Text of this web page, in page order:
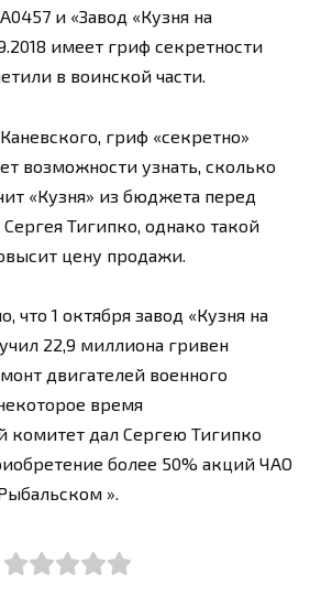
и «Завод «Кузня на
имеет гриф секретности
в воинской части.
гриф «секретно»
возможности узнать, сколько
«Кузня» из бюджета перед
Тигипко, однако такой
цену продажи.
что 1 октября завод «Кузня на
22,9 миллиона гривен
двигателей военного
время
комитет дал Сергею Тигипко
более 50% акций ЧАО
».